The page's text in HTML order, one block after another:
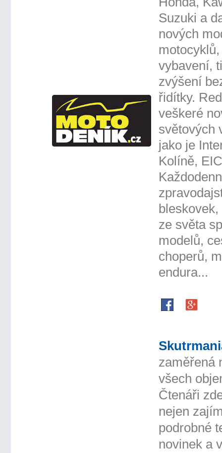
Suzuki a
nových
vybavení,
zvýšení
řidítky.
veškeré
světových
jako je
Kolíně,
ze světa
modelů,
choperů,
endura...
zaměřená
všech
Čtenáři
nejen
podrobné
novinek a